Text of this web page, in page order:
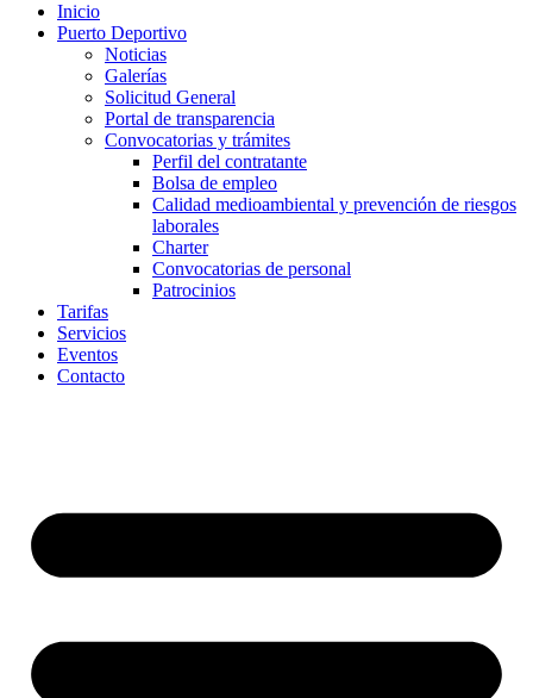
Inicio
Puerto Deportivo
Noticias
Galerías
Solicitud General
Portal de transparencia
Convocatorias y trámites
Perfil del contratante
Bolsa de empleo
Calidad medioambiental y prevención de riesgos
laborales
Charter
Convocatorias de personal
Patrocinios
Tarifas
Servicios
Eventos
Contacto